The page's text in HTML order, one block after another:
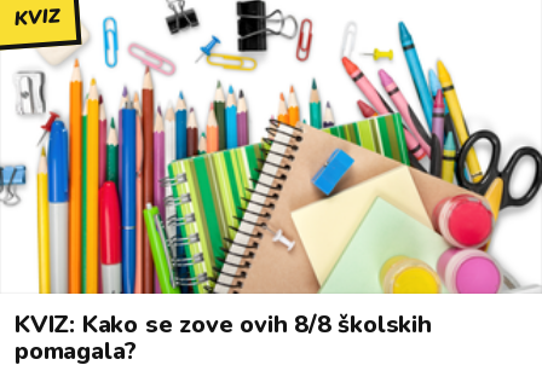
KVIZ
KVIZ: Kako se zove ovih 8/8 školskih
pomagala?